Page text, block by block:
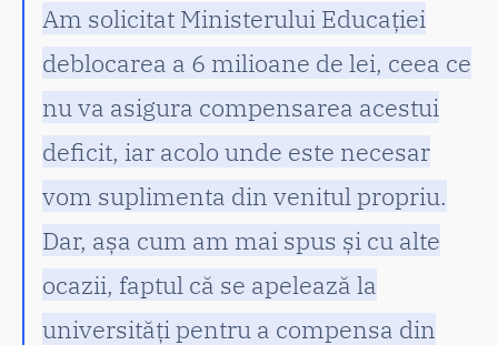
Am solicitat Ministerului Educației
deblocarea a 6 milioane de lei, ceea ce
nu va asigura compensarea acestui
deficit, iar acolo unde este necesar
vom suplimenta din venitul propriu.
Dar, așa cum am mai spus și cu alte
ocazii, faptul că se apelează la
universități pentru a compensa din